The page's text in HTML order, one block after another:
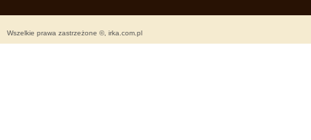
Wszelkie prawa zastrzeżone ©, irka.com.pl